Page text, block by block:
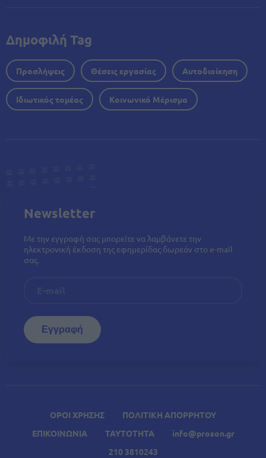
ΟΡΟΙ ΧΡΗΣΗΣ
ΠΟΛΙΤΙΚΗ ΑΠΟΡΡΗΤΟΥ
ΕΠΙΚΟΙΝΩΝΙΑ
ΤΑΥΤΟΤΗΤΑ
info@proson.gr
210 3810243
Δημοφιλή Tag
Προσλήψεις Θέσεις εργασίας Αυτοδιοίκηση
Ιδιωτικός τομέας Κοινωνικό Μέρισμα
Newsletter
Με την εγγραφή σας μπορείτε να λαμβάνετε την
ηλεκτρονική έκδοση της εφημερίδας δωρεάν στο e-mail
σας.